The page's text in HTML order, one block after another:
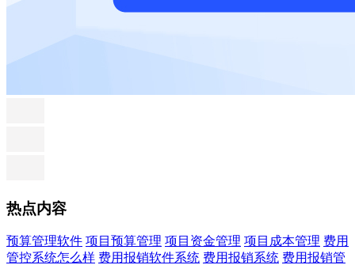
热点内容
预算管理软件 项目预算管理 项目资金管理 项目成本管理 费用
管控系统怎么样 费用报销软件系统 费用报销系统 费用报销管